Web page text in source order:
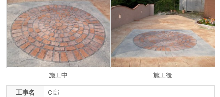
施工中 施工後
工事名
Ｃ邸